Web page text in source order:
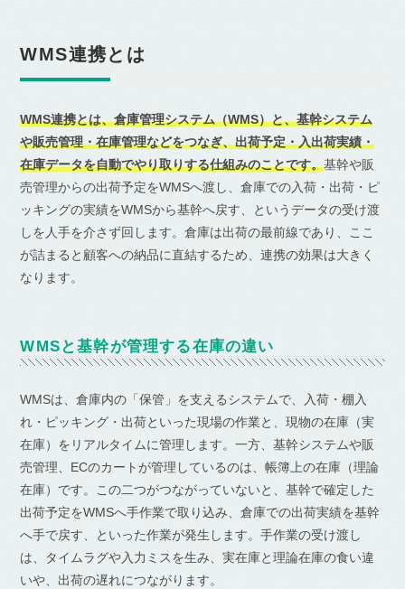
WMS連携とは
WMS連携とは、倉庫管理システム（WMS）と、基幹システム
や販売管理・在庫管理などをつなぎ、出荷予定・入出荷実績・
在庫データを自動でやり取りする仕組みのことです。基幹や販
売管理からの出荷予定をWMSへ渡し、倉庫での入荷・出荷・ピ
ッキングの実績をWMSから基幹へ戻す、というデータの受け渡
しを人手を介さず回します。倉庫は出荷の最前線であり、ここ
が詰まると顧客への納品に直結するため、連携の効果は大きく
なります。
WMSと基幹が管理する在庫の違い
WMSは、倉庫内の「保管」を支えるシステムで、入荷・棚入
れ・ピッキング・出荷といった現場の作業と、現物の在庫（実
在庫）をリアルタイムに管理します。一方、基幹システムや販
売管理、ECのカートが管理しているのは、帳簿上の在庫（理論
在庫）です。この二つがつながっていないと、基幹で確定した
出荷予定をWMSへ手作業で取り込み、倉庫での出荷実績を基幹
へ手で戻す、といった作業が発生します。手作業の受け渡し
は、タイムラグや入力ミスを生み、実在庫と理論在庫の食い違
いや、出荷の遅れにつながります。